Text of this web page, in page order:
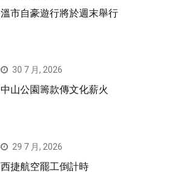
溫市自豪遊行將於週末舉行
30 7 月, 2026
中山公園籌款傳文化薪火
29 7 月, 2026
西捷航空罷工倒計時